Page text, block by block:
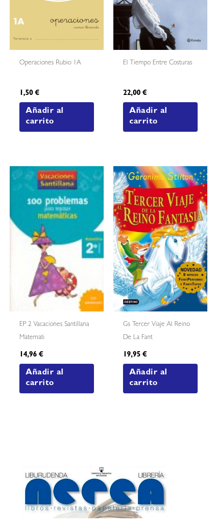
Operaciones Rubio 1A
1,50€
Añadir al
carrito
El Tiempo Entre Costuras
22,00€
Añadir al
carrito
EP 2 Vacaciones Santillana
Matemati
14,96€
Añadir al
carrito
Gs Tercer Viaje Al Reino
De La Fant
19,95€
Añadir al
carrito